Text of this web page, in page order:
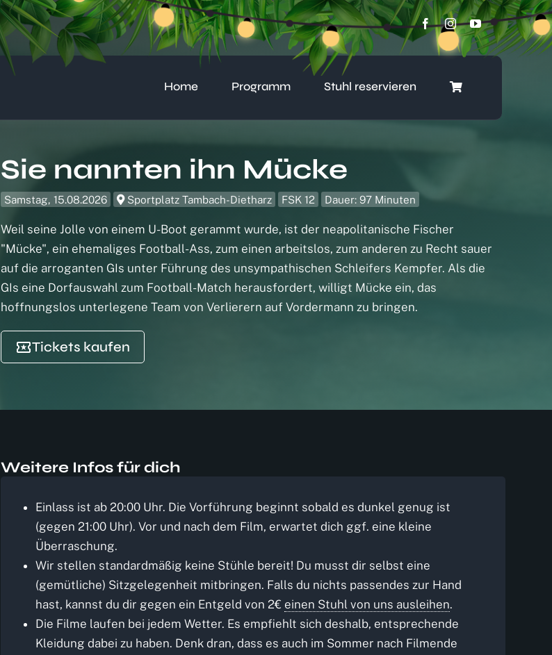
Home Programm Stuhl reservieren
Sie nannten ihn Mücke
Samstag, 15.08.2026 Sportplatz Tambach-Dietharz FSK 12 Dauer: 97 Minuten
Weil seine Jolle von einem U-Boot gerammt wurde, ist der neapolitanische Fischer
"Mücke", ein ehemaliges Football-Ass, zum einen arbeitslos, zum anderen zu Recht sauer
auf die arroganten GIs unter Führung des unsympathischen Schleifers Kempfer. Als die
GIs eine Dorfauswahl zum Football-Match herausfordert, willigt Mücke ein, das
hoffnungslos unterlegene Team von Verlierern auf Vordermann zu bringen.
Tickets kaufen
Weitere Infos für dich
Einlass ist ab 20:00 Uhr. Die Vorführung beginnt sobald es dunkel genug ist
(gegen 21:00 Uhr). Vor und nach dem Film, erwartet dich ggf. eine kleine
Überraschung.
Wir stellen standardmäßig keine Stühle bereit! Du musst dir selbst eine
(gemütliche) Sitzgelegenheit mitbringen. Falls du nichts passendes zur Hand
hast, kannst du dir gegen ein Entgeld von 2€ einen Stuhl von uns ausleihen.
Die Filme laufen bei jedem Wetter. Es empfiehlt sich deshalb, entsprechende
Kleidung dabei zu haben. Denk dran, dass es auch im Sommer nach Filmende